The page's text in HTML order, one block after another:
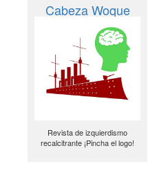
Cabeza Woque
Revista de izquierdismo
recalcitrante ¡Pincha el logo!